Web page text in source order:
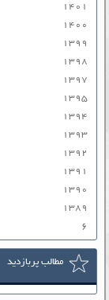
۱۴۰۱
۱۴۰۰
۱۳۹۹
۱۳۹۸
۱۳۹۷
۱۳۹۵
۱۳۹۴
۱۳۹۳
۱۳۹۲
۱۳۹۱
۱۳۹۰
۱۳۸۹
۶
مطالب پربازدید